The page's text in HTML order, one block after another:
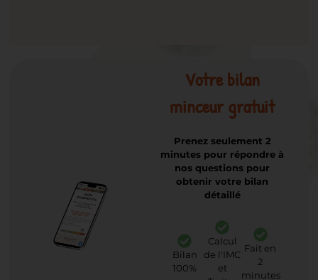
Votre bilan
minceur gratuit
Prenez seulement 2
minutes pour répondre à
nos questions pour
obtenir votre bilan
détaillé
Bilan
100%
Calcul
de l'IMC
et
Fait en
2
minutes